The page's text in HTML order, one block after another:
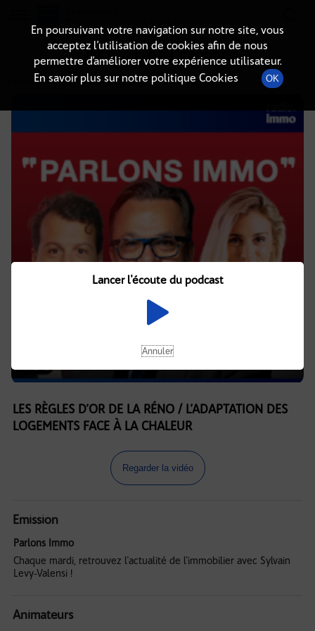
DÉTAILS DE L'ÉPISODE
7 juillet 2026à 10h02 , durée : 43 minutes
LES RÈGLES D’OR DE LA RÉNO / L’ADAPTATION DES
LOGEMENTS FACE À LA CHALEUR
Regarder la vidéo
Emission
Parlons Immo
Chaque mardi, retrouvez l'actualité de l'immobilier avec Sylvain
Levy-Valensi !
Animateurs
En poursuivant votre navigation sur notre site, vous
acceptez l’utilisation de cookies afin de nous
permettre d’améliorer votre expérience utilisateur.
En savoir plus sur notre politique Cookies
OK
Lancer l'écoute du podcast
Annuler